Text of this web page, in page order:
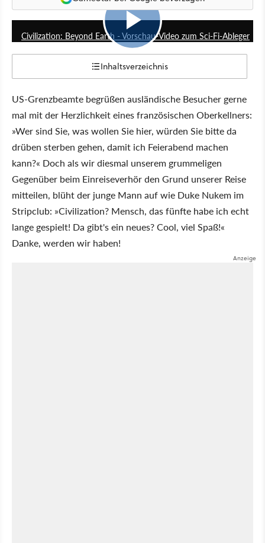
6:35
Civilization: Beyond Earth - Vorschau-Video zum Sci-Fi-Ableger
Inhaltsverzeichnis
US-Grenzbeamte begrüßen ausländische Besucher gerne
mal mit der Herzlichkeit eines französischen Oberkellners:
»Wer sind Sie, was wollen Sie hier, würden Sie bitte da
drüben sterben gehen, damit ich Feierabend machen
kann?« Doch als wir diesmal unserem grummeligen
Gegenüber beim Einreiseverhör den Grund unserer Reise
mitteilen, blüht der junge Mann auf wie Duke Nukem im
Stripclub: »Civilization? Mensch, das fünfte habe ich echt
lange gespielt! Da gibt's ein neues? Cool, viel Spaß!«
Danke, werden wir haben!